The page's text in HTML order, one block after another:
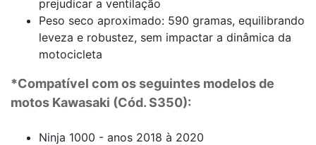
prejudicar a ventilação
Peso seco aproximado: 590 gramas, equilibrando
leveza e robustez, sem impactar a dinâmica da
motocicleta
*Compatível com os seguintes modelos de
motos Kawasaki (Cód. S350):
Ninja 1000 - anos 2018 à 2020